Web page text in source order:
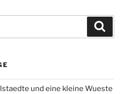
und eine kleine Wueste